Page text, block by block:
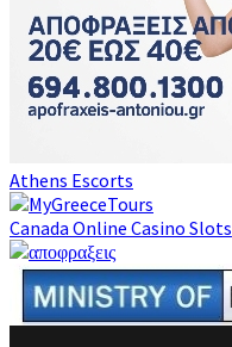
Athens Escorts
Canada Online Casino Slots